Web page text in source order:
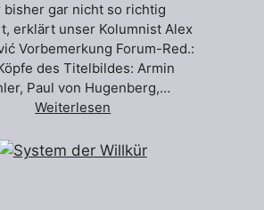
bisher gar nicht so richtig
erklärt unser Kolumnist Alex
Vorbemerkung Forum-Red.:
des Titelbildes: Armin
Paul von Hugenberg,…
Weiterlesen